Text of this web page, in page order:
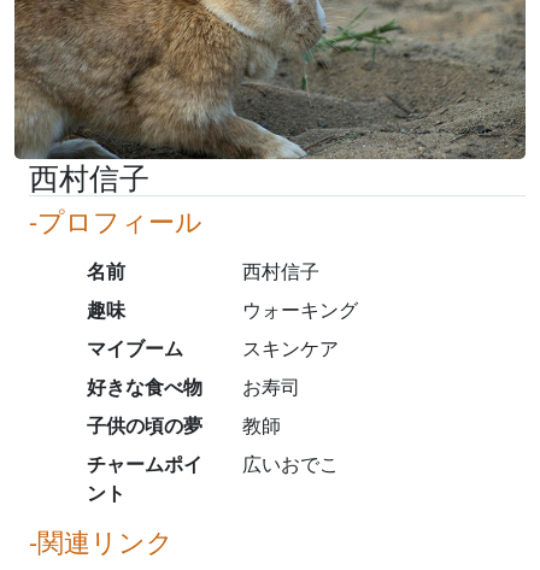
西村信子
-プロフィール
名前
西村信子
趣味
ウォーキング
マイブーム
スキンケア
好きな食べ物
お寿司
子供の頃の夢
教師
チャームポイ
ント
広いおでこ
-関連リンク